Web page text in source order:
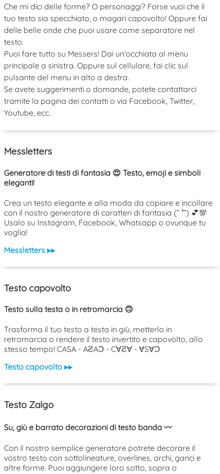
Che mi dici delle forme? O personaggi? Forse vuoi che il
tuo testo sia specchiato, o magari capovolto! Oppure fai
delle belle onde che puoi usare come separatore nel
testo.
Puoi fare tutto su Messers! Dai un'occhiata al menu
principale a sinistra. Oppure sul cellulare, fai clic sul
pulsante del menu in alto a destra.
Se avete suggerimenti o domande, potete contattarci
tramite la pagina dei contatti o via Facebook, Twitter,
Youtube, ecc.
Messletters
Generatore di testi di fantasia 😍 Testo, emoji e simboli
eleganti!
Crea un testo elegante e alla moda da copiare e incollare
con il nostro generatore di caratteri di fantasia (˘ ³˘) 💕💯
Usalo su Instagram, Facebook, Whatsapp o ovunque tu
voglia!
Messletters ▸▸
Testo capovolto
Testo sulla testa o in retromarcia 🙃
Trasforma il tuo testo a testa in giù, metterlo in
retromarcia o rendere il testo invertito e capovolto, allo
stesso tempo! CASA - AƧAƆ - C∀Ƨ∀ - ∀S∀Ɔ
Testo capovolto ▸▸
Testo Zalgo
Su, giù e barrato decorazioni di testo banda 〰️
Con il nostro semplice generatore potrete decorare il
vostro testo con sottolineature, overlines, archi, ganci e
altre forme. Puoi aggiungere loro sotto, sopra o